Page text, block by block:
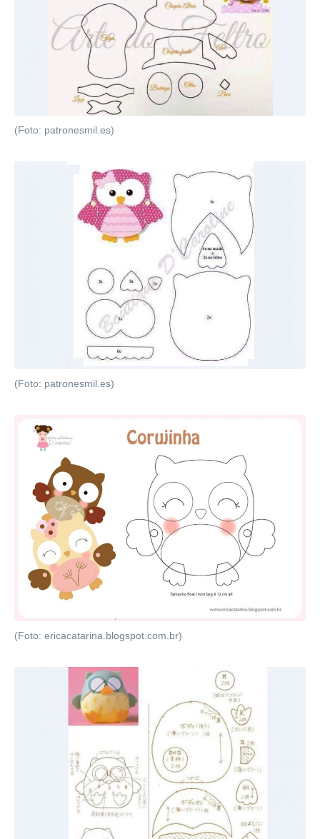
(Foto: patronesmil.es)
(Foto: patronesmil.es)
(Foto: ericacatarina.blogspot.com.br)